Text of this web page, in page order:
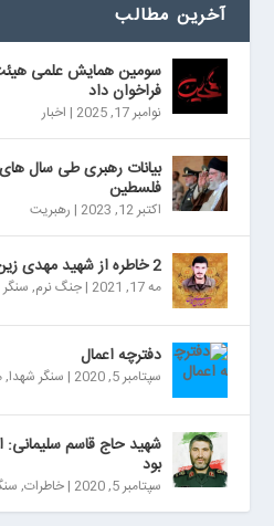
آخرین مطالب
سومین همایش علمی
فراخوان داد
نوامبر 17, 2025 | اخبار
بیانات رهبری طی سال
فلسطین
اکتبر 12, 2023 | رهبریت
2 خاطره از شهید مهدی زین الدین
مه 17, 2021 |جنگ نرم,
دفترچه اعمال
سپتامبر 5, 2020 | سنگر شهدا,
شهید حاج قاسم
بود
سپتامبر 5, 2020 |خاطرات,